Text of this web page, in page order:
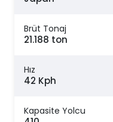
Brüt Tonaj
21.188 ton
Hız
42 Kph
Kapasite Yolcu